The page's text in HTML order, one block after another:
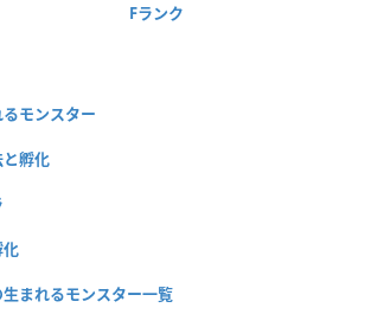
Fランク
モンスター
孵化
化
まれるモンスター一覧